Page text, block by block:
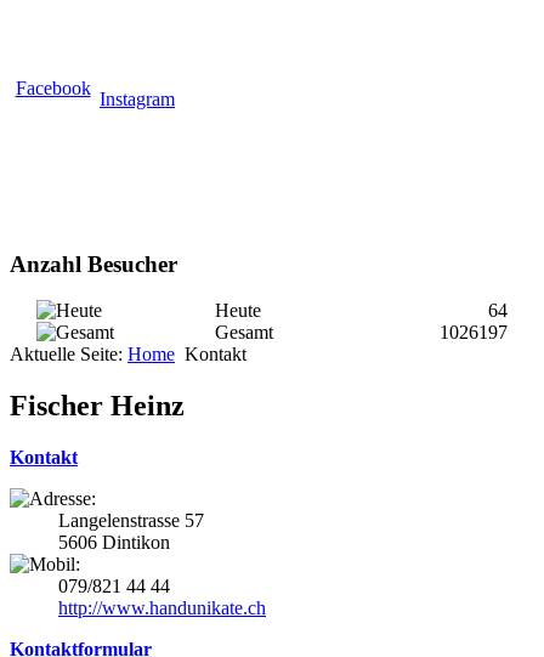
Facebook
Instagram
Anzahl Besucher
Heute
64
Gesamt
1026197
Aktuelle Seite: Home Kontakt
Fischer Heinz
Kontakt
Langelenstrasse 57
5606 Dintikon
079/821 44 44
http://www.handunikate.ch
Kontaktformular